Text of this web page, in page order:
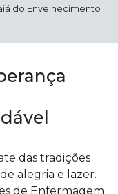
do Envelhecimento
das tradições
alegria e lazer.
de Enfermagem